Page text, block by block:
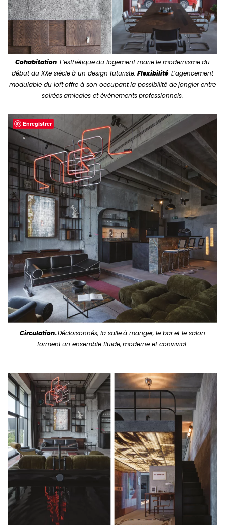
Cohabitation. L’esthétiquedu logement mariele modernismedu
début du XXe siècleà un design futuriste. Flexibilité. L’agencement
modulable du loftoffre à son occupantla possibilité dejongler entre
soiréesamicales et événementsprofessionnels.
Circulation.Décloisonnés, la salleà manger, le baret le salon
formentun ensemble fluide,moderne et convivial.
Enregistrer